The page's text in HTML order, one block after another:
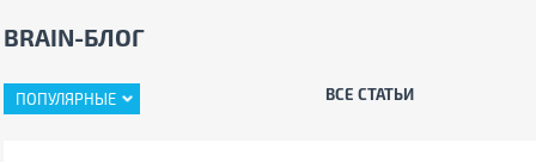
BRAIN-БЛОГ
ПОПУЛЯРНЫЕ ВСЕ СТАТЬИ